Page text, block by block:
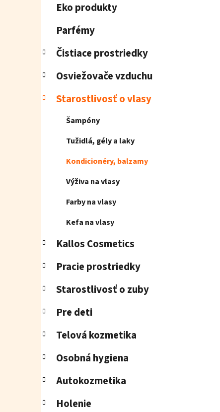
Eko produkty
Parfémy
Čistiace prostriedky
Osviežovače vzduchu
Starostlivosť o vlasy
Šampóny
Tužidlá, gély a laky
Kondicionéry, balzamy
Výživa na vlasy
Farby na vlasy
Kefa na vlasy
Kallos Cosmetics
Pracie prostriedky
Starostlivosť o zuby
Pre deti
Telová kozmetika
Osobná hygiena
Autokozmetika
Holenie